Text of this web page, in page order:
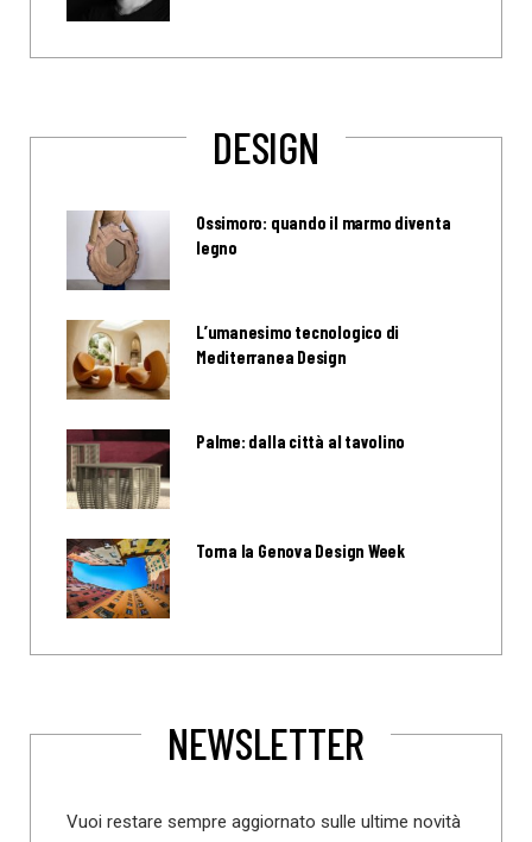
DESIGN
Ossimoro: quando il marmo diventa
legno
L’umanesimo tecnologico di
Mediterranea Design
Palme: dalla città al tavolino
Torna la Genova Design Week
NEWSLETTER
Vuoi restare sempre aggiornato sulle ultime novità